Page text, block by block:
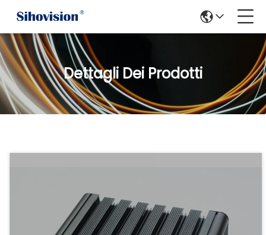
Dettagli Dei Prodotti